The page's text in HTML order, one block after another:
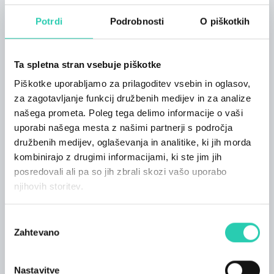
Potrdi Podrobnosti O piškotkih
Ta spletna stran vsebuje piškotke
Piškotke uporabljamo za prilagoditev vsebin in oglasov,
za zagotavljanje funkcij družbenih medijev in za analize
našega prometa. Poleg tega delimo informacije o vaši
uporabi našega mesta z našimi partnerji s področja
družbenih medijev, oglaševanja in analitike, ki jih morda
kombinirajo z drugimi informacijami, ki ste jim jih
posredovali ali pa so jih zbrali skozi vašo uporabo
njihovih storitev.
soglasja
Zahtevano
Nastavitve
najbolj nestrpno pričakovanih datumov bo 9. julija
2025 v Vili Manin v Codroipu in bo eden od velikih
dogodkov niza dogodkov „GO! 2025&FRIENDS“, ki
ga promovirata Dežela Furlanija Julijska krajina in
ponudbo Evropske prestolnice kulture (Nova Gorica
- Gorica) v celotni deželi Furlaniji Julijski krajini.
Vstopnice za koncert, ki je organiziran v sodelovanju
s FVG Music Live in VignaPR, bodo od srede, 6.
novembra, od 10. ure naprej naprodaj na spletnih
straneh Eilo.it, Ticketone.it, Ticketmaster.it,
Vivaticket.it in mednarodni mreži Eventim.si, od
srede, 30. oktobra, je aktivna posebna predprodaja
za člane Stingovega fan kluba (sting.com), od 10.